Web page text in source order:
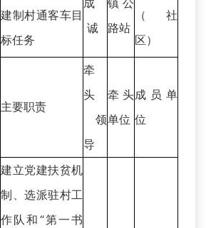
建制村通客车目
标任务
成
诚
镇公
路站
（社
区）
主要职责
牵
头
领
导
牵头
单位
成员单
位
建立党建扶贫机
制、选派驻村工
作队和“第一书